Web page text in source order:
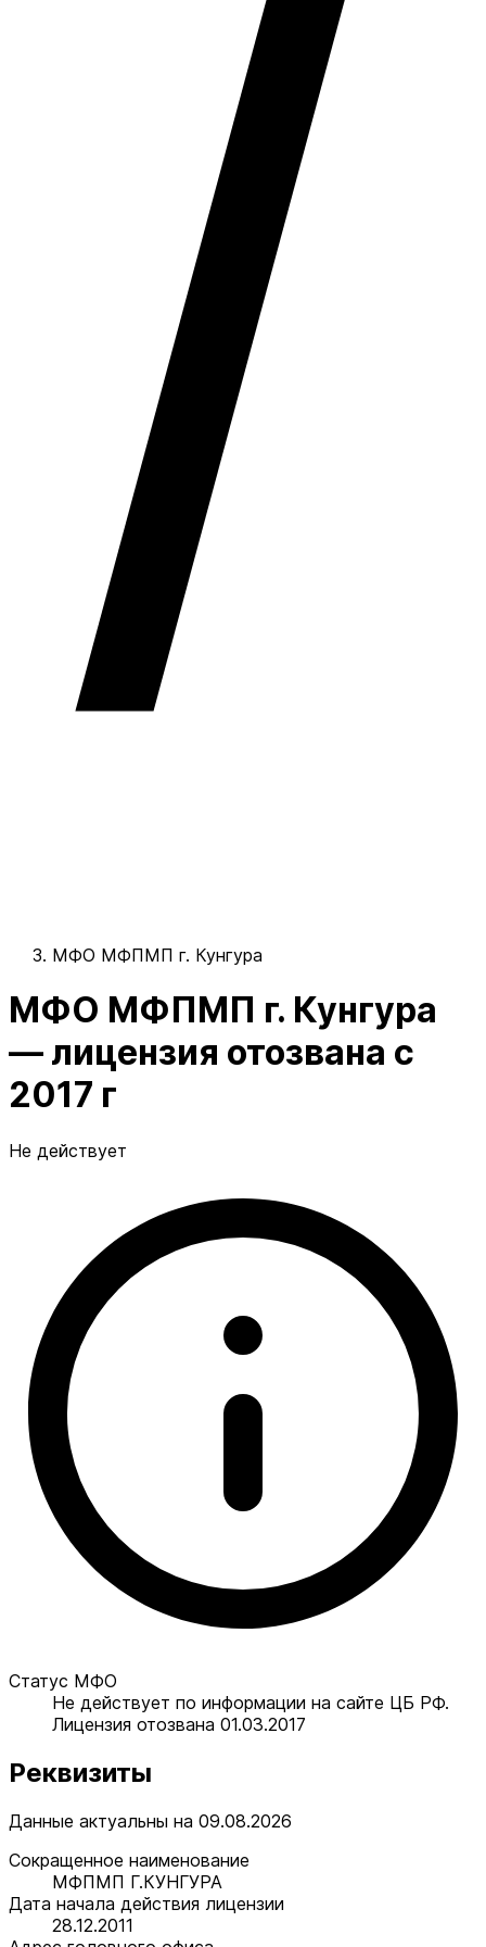
МФО МФПМП г. Кунгура
МФО МФПМП г. Кунгура
— лицензия отозвана с
2017 г
Не действует
Статус МФО
Не действует по информации на сайте ЦБ РФ.
Лицензия отозвана 01.03.2017
Реквизиты
Данные актуальны на 09.08.2026
Сокращенное наименование
МФПМП Г.КУНГУРА
Дата начала действия лицензии
28.12.2011